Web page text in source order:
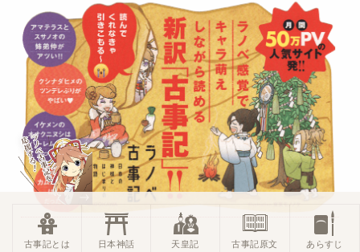
古事記とは 日本神話 天皇記 古事記原文 あらすじ